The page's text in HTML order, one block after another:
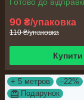
90 ₴/упаковка
110 ₴/упаковка
Купити
+ 5 метров
–22%
Подарунок